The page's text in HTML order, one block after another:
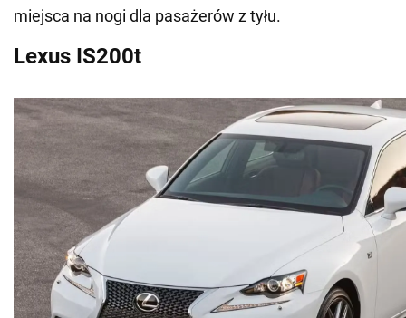
miejsca na nogi dla pasażerów z tyłu.
Lexus IS200t